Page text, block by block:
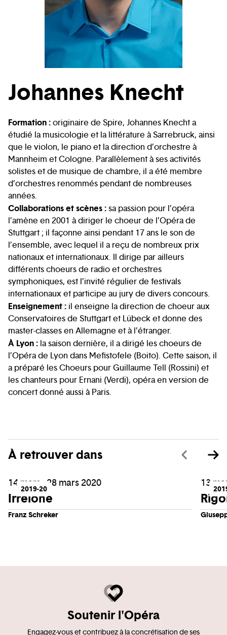
Johannes Knecht
Formation :originaire de Spire, Johannes Knecht a
étudié la musicologie et la littérature à Sarrebruck, ainsi
que le violon, le piano et la direction d’orchestre à
Mannheim et Cologne. Parallèlement à ses activités
solistes et de musique de chambre, il a été membre
d’orchestres renommés pendant de nombreuses
années.
Collaborations et scènes :sa passion pour l’opéra
l’amène en 2001 à diriger le choeur de l’Opéra de
Stuttgart ; il façonne ainsi pendant 17 ans le son de
l’ensemble, avec lequel il a reçu de nombreux prix
nationaux et internationaux. Il dirige par ailleurs
différents choeurs de radio et orchestres
symphoniques, est l’invité régulier de festivals
internationaux et participe au jury de divers concours.
Enseignement : il enseigne la direction de choeur aux
Conservatoires de Stuttgart et Lübeck et donne des
master-classes en Allemagne et à l’étranger.
À Lyon : la saison dernière, il a dirigé les choeurs de
l’Opéra de Lyon dans Mefistofele (Boito). Cette saison, il
a préparé les Choeurs pour Guillaume Tell (Rossini) et
les chanteurs pour Ernani (Verdi), opéra en version de
concert donné aussi à Paris.
À retrouver dans
2019-20
14 mars - 28 mars 2020
Irrelohe
Franz Schreker
13
Soutenir l'Opéra
Engagez-vous et contribuez à la concrétisation de ses